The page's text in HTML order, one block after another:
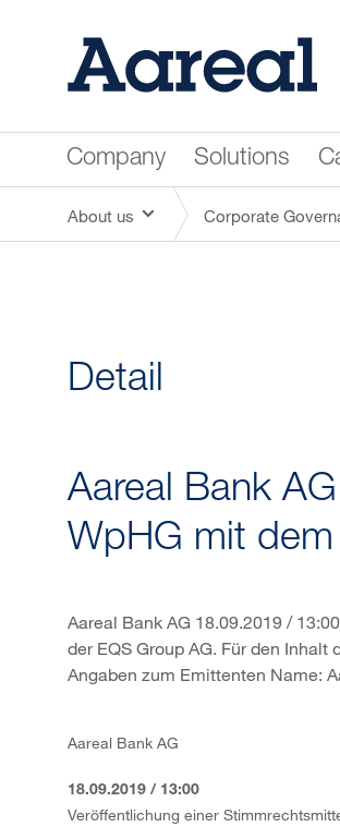
Company Solutions
About us Corporate
Detail
Aareal Bank
WpHG mit
Aareal Bank AG 18.09.2019 /
der EQS Group AG. Für den
Angaben zum Emittenten Name:
Aareal Bank AG
18.09.2019 / 13:00
Veröffentlichung einer